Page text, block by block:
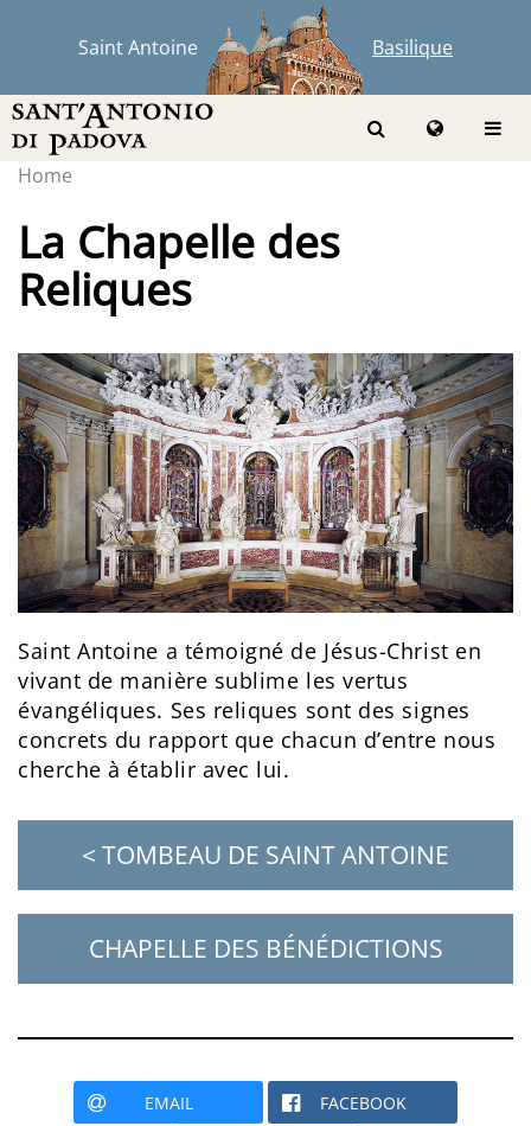
Saint Antoine Basilique
Home
La Chapelle des
Reliques
Saint Antoine a témoigné de Jésus-Christ en
vivant de manière sublime les vertus
évangéliques. Ses reliques sont des signes
concrets du rapport que chacun d’entre nous
cherche à établir avec lui.
< TOMBEAU DE SAINT ANTOINE
CHAPELLE DES BÉNÉDICTIONS
EMAIL FACEBOOK